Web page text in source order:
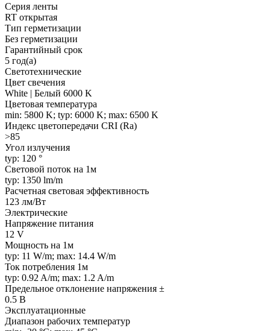
Серия ленты
RT открытая
Тип герметизации
Без герметизации
Гарантийный срок
5 год(а)
Светотехнические
Цвет свечения
White | Белый 6000 K
Цветовая температура
min: 5800 K; typ: 6000 K; max: 6500 K
Индекс цветопередачи CRI (Ra)
>85
Угол излучения
typ: 120 °
Световой поток на 1м
typ: 1350 lm/m
Расчетная световая эффективность
123 лм/Вт
Электрические
Напряжение питания
12 V
Мощность на 1м
typ: 11 W/m; max: 14.4 W/m
Ток потребления 1м
typ: 0.92 A/m; max: 1.2 A/m
Предельное отклонение напряжения ±
0.5 В
Эксплуатационные
Диапазон рабочих температур